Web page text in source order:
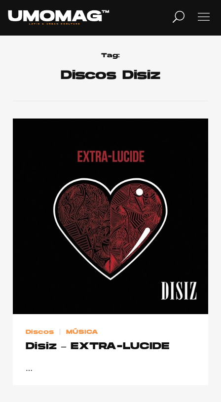
Home
Cover Story
Publicidad
Contacto
Aviso Legal
© 2015-2022 UMOMAG. PROPIEDAD DE UMO agency. TODOS LOS
Tag:
Discos Disiz
Discos MÚSICA
Disiz – EXTRA-LUCIDE
…